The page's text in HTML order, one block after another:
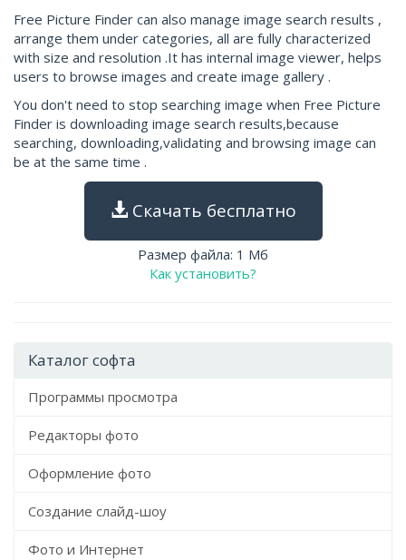
Free Picture Finder can also manage image search results ,
arrange them under categories, all are fully characterized
with size and resolution .It has internal image viewer, helps
users to browse images and create image gallery .
You don't need to stop searching image when Free Picture
Finder is downloading image search results,because
searching, downloading,validating and browsing image can
be at the same time .
Скачать бесплатно
Размер файла: 1 Мб
Как установить?
Каталог софта
Программы просмотра
Редакторы фото
Оформление фото
Создание слайд-шоу
Фото и Интернет